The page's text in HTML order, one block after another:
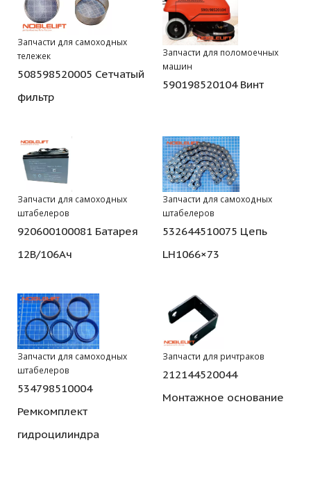
Запчасти для самоходных
тележек
508598520005 Сетчатый
фильтр
Запчасти для поломоечных
машин
590198520104 Винт
Запчасти для самоходных
штабелеров
920600100081 Батарея
12В/106Ач
Запчасти для самоходных
штабелеров
532644510075 Цепь
LH1066×73
Запчасти для самоходных
штабелеров
534798510004
Ремкомплект
гидроцилиндра
Запчасти для ричтраков
212144520044
Монтажное основание